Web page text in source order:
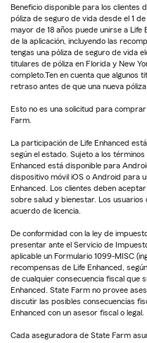
Beneficio disponible para los clientes
póliza de seguro de vida desde el 1
mayor de 18 años puede unirse a
de la aplicación, incluyendo las
tengas una póliza de seguro de vida
titulares de póliza en Florida y New
completo.Ten en cuenta que algunos
retraso antes de que una nueva
Esto no es una solicitud para
Farm.
La participación de Life Enhanced
según el estado. Sujeto a los
Enhanced está disponible para
dispositivo móvil iOS o Android para
Enhanced. Los clientes deben
sobre salud y bienestar. Los
acuerdo de licencia.
De conformidad con la ley de
presentar ante el Servicio de
aplicable un Formulario 1099-MISC
recompensas de Life Enhanced,
de cualquier consecuencia fiscal que
Enhanced. State Farm no provee
discutir las posibles consecuencias
Enhanced con un asesor fiscal o legal.
Cada aseguradora de State Farm